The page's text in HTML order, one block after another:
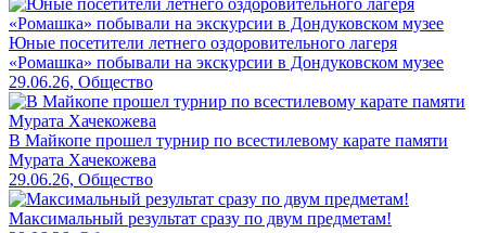
Юные посетители летнего оздоровительного лагеря
«Ромашка» побывали на экскурсии в Дондуковском музее
29.06.26, Общество
В Майкопе прошел турнир по всестилевому карате памяти
Мурата Хачекожева
29.06.26, Общество
Максимальный результат сразу по двум предметам!